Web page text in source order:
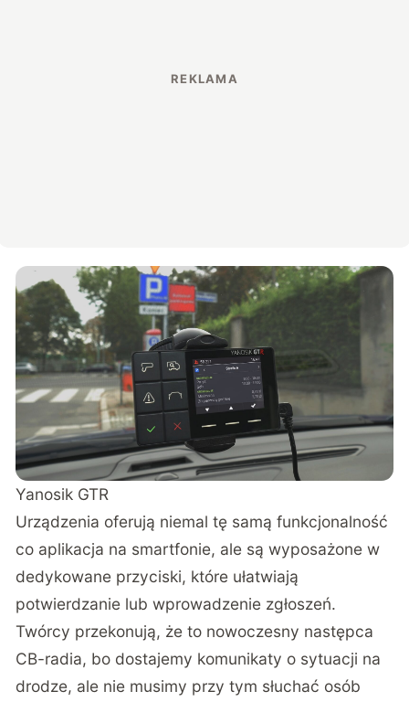
Yanosik GTR
Urządzenia oferują niemal tę samą funkcjonalność
co aplikacja na smartfonie, ale są wyposażone w
dedykowane przyciski, które ułatwiają
potwierdzanie lub wprowadzenie zgłoszeń.
Twórcy przekonują, że to nowoczesny następca
CB-radia, bo dostajemy komunikaty o sytuacji na
drodze, ale nie musimy przy tym słuchać osób